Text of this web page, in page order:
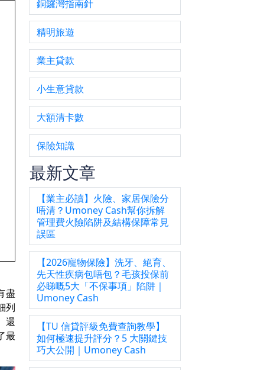
盡
列
還
最
銅鑼灣指南針
精明旅遊
業主貸款
小生意貸款
大額清卡數
保險知識
最新文章
【業主必讀】火險、家居保險分
唔清？Umoney Cash幫你拆解
管理費火險陷阱及結構保障常見
誤區
【2026寵物保險】洗牙、絕育、
先天性疾病包唔包？毛孩投保前
必睇嘅5大「不保事項」陷阱｜
Umoney Cash
【TU 信貸評級免費查詢教學】
如何極速提升評分？5 大關鍵技
巧大公開｜Umoney Cash